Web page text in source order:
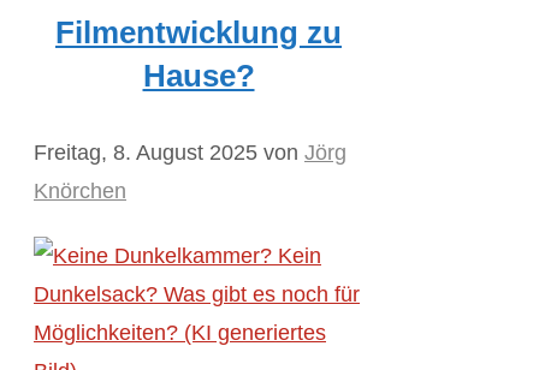
Filmentwicklung zu
Hause?
Freitag, 8. August 2025 von Jörg
Knörchen